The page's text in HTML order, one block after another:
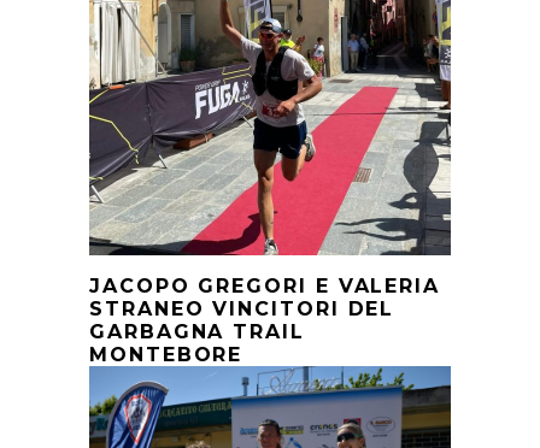
JACOPO GREGORI E VALERIA
STRANEO VINCITORI DEL
GARBAGNA TRAIL
MONTEBORE